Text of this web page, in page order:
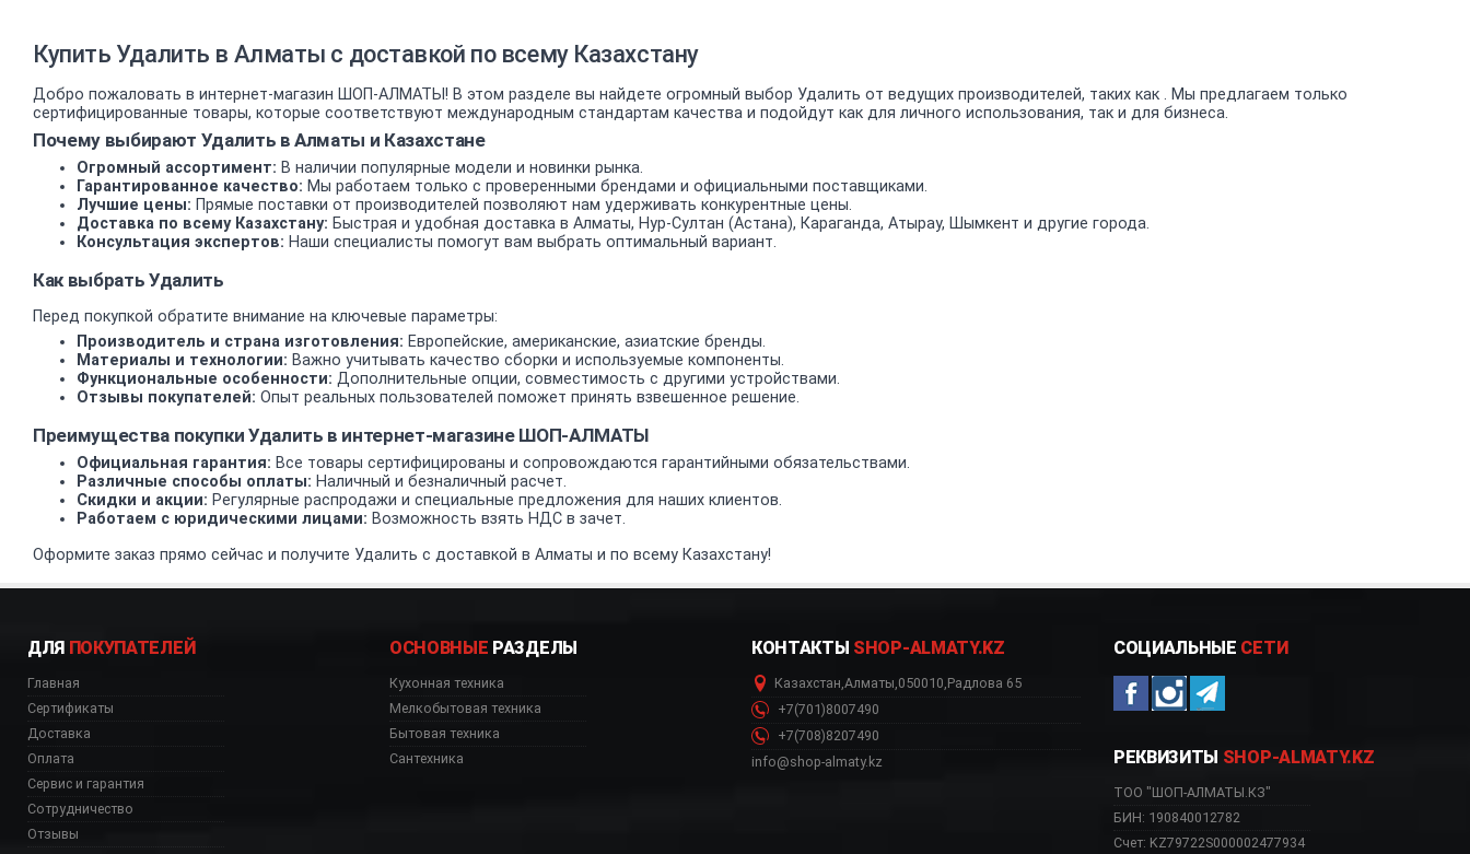
Купить Удалить в Алматы с доставкой по всему Казахстану
Добро пожаловать в интернет-магазин ШОП-АЛМАТЫ! В этом разделе вы найдете огромный выбор Удалить от ведущих производителей, таких как . Мы предлагаем только
сертифицированные товары, которые соответствуют международным стандартам качества и подойдут как для личного использования, так и для бизнеса.
Почему выбирают Удалить в Алматы и Казахстане
Огромный ассортимент: В наличии популярные модели и новинки рынка.
Гарантированное качество: Мы работаем только с проверенными брендами и официальными поставщиками.
Лучшие цены: Прямые поставки от производителей позволяют нам удерживать конкурентные цены.
Доставка по всему Казахстану: Быстрая и удобная доставка в Алматы, Нур-Султан (Астана), Караганда, Атырау, Шымкент и другие города.
Консультация экспертов: Наши специалисты помогут вам выбрать оптимальный вариант.
Как выбрать Удалить
Перед покупкой обратите внимание на ключевые параметры:
Производитель и страна изготовления: Европейские, американские, азиатские бренды.
Материалы и технологии: Важно учитывать качество сборки и используемые компоненты.
Функциональные особенности: Дополнительные опции, совместимость с другими устройствами.
Отзывы покупателей: Опыт реальных пользователей поможет принять взвешенное решение.
Преимущества покупки Удалить в интернет-магазине ШОП-АЛМАТЫ
Официальная гарантия: Все товары сертифицированы и сопровождаются гарантийными обязательствами.
Различные способы оплаты: Наличный и безналичный расчет.
Скидки и акции: Регулярные распродажи и специальные предложения для наших клиентов.
Работаем с юридическими лицами: Возможность взять НДС в зачет.
Оформите заказ прямо сейчас и получите Удалить с доставкой в Алматы и по всему Казахстану!
ДЛЯ ПОКУПАТЕЛЕЙ
Главная
Сертификаты
Доставка
Оплата
Сервис и гарантия
Сотрудничество
Отзывы
ОСНОВНЫЕ РАЗДЕЛЫ
Кухонная техника
Мелкобытовая техника
Бытовая техника
Сантехника
КОНТАКТЫ SHOP-ALMATY.KZ
Казахстан,Алматы,050010,Радлова 65
+7(701)8007490
+7(708)8207490
info@shop-almaty.kz
СОЦИАЛЬНЫЕ СЕТИ
РЕКВИЗИТЫ SHOP-ALMATY.KZ
ТОО "ШОП-АЛМАТЫ.КЗ"
БИН: 190840012782
Счет: KZ79722S000002477934